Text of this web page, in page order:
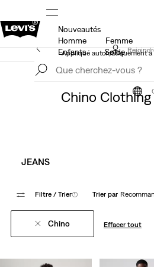
15 % DE RABAIS
Nouveautés
Homme
Femme
Enfants
Solde
40 % DE RABAIS ADDITIONNEL
Appliqué automatiquement à
maintenant
Chino Clothing
JEANS
Filtre / Trier(1) Trier par
Chino Effacer tout